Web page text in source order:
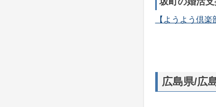
【ようよう倶楽
広島県/広